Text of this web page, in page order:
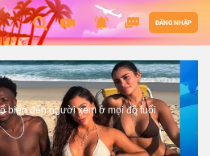
ĐĂNG NHẬP
biến đến người xem ở mọi độ tuổi